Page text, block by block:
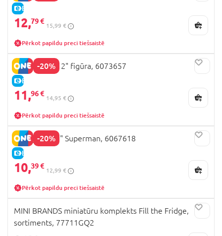
E-CENA
12,79 €
15,99 €
Pērkot papildu preci tiešsaistē
-20%
E-CENA
SUPERMAN 12" figūra, 6073657
11,96 €
14,95 €
Pērkot papildu preci tiešsaistē
-20%
E-CENA
DC figūra 9.5" Superman, 6067618
10,39 €
12,99 €
Pērkot papildu preci tiešsaistē
MINI BRANDS miniatūru komplekts Fill the Fridge,
sortiments, 77711GQ2